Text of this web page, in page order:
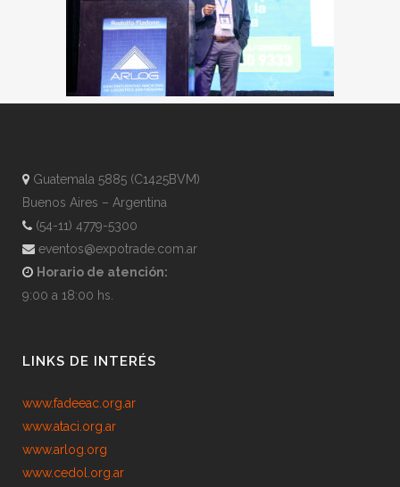
Guatemala 5885 (C1425BVM)
Buenos Aires – Argentina
(54-11) 4779-5300
eventos@expotrade.com.ar
Horario de atención:
9:00 a 18:00 hs.
LINKS DE INTERÉS
www.fadeeac.org.ar
www.ataci.org.ar
www.arlog.org
www.cedol.org.ar